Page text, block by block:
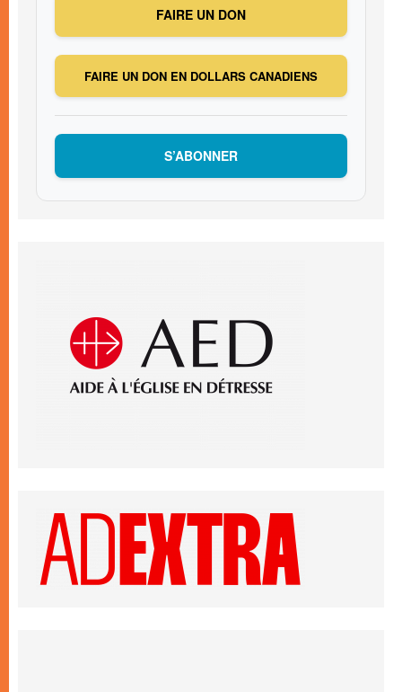
FAIRE UN DON
FAIRE UN DON EN DOLLARS CANADIENS
S’ABONNER